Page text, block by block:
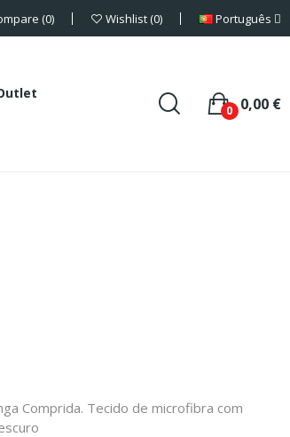
0 Wishlist 0 Português
0,00 €
0
Comprida. Tecido de microfibra com